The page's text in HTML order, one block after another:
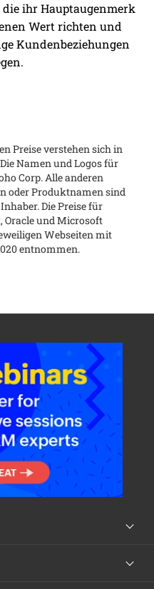
ihr Hauptaugenmerk
Wert richten und
Kundenbeziehungen
Preise verstehen sich in
Namen und Logos für
Corp. Alle anderen
oder Produktnamen sind
Die Preise für
Oracle und Microsoft
Webseiten mit
entnommen.